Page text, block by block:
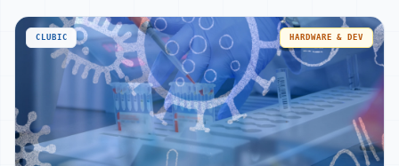
CLUBIC HARDWARE & DEV